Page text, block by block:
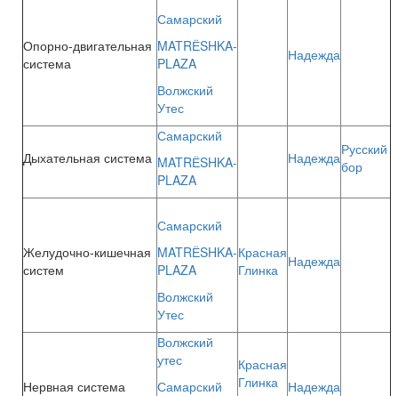
Опорно-двигательная
система
Самарский
MATRЁSHKA-
PLAZA
Волжский
Утес
Надежда
Дыхательная система
Самарский
MATRЁSHKA-
PLAZA
НадеждаРусский
бор
Желудочно-кишечная
систем
Самарский
MATRЁSHKA-
PLAZA
Волжский
Утес
Красная
Глинка Надежда
Нервная система
Волжский
утес
Самарский
Красная
Глинка Надежда